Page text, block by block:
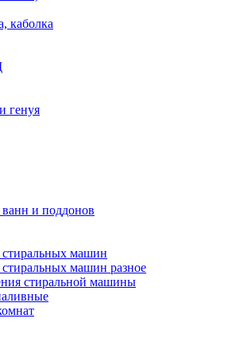
каболка
генуя
и поддонов
машин
машин разное
стиральной машины